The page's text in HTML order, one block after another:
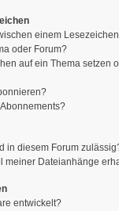
einem
oder Forum?
auf ein Thema setzen
in diesem Forum
meiner Dateianhänge
entwickelt?